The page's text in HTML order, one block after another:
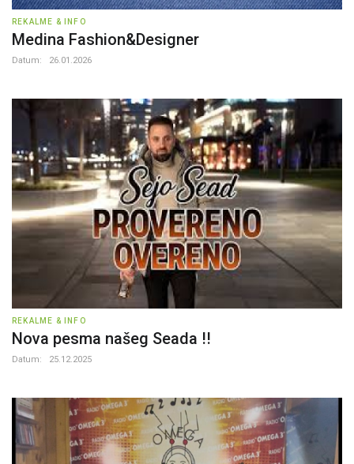
REKALME & INFO
Medina Fashion&Designer
Datum: 26.01.2026
REKALME & INFO
Nova pesma našeg Seada !!
Datum: 25.12.2025